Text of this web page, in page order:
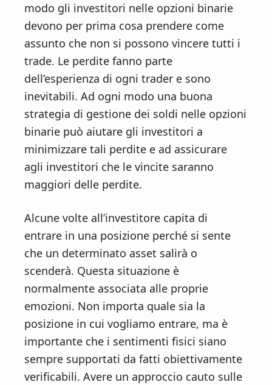
modo gli investitori nelle opzioni binarie
devono per prima cosa prendere come
assunto che non si possono vincere tutti i
trade. Le perdite fanno parte
dell’esperienza di ogni trader e sono
inevitabili. Ad ogni modo una buona
strategia di gestione dei soldi nelle opzioni
binarie può aiutare gli investitori a
minimizzare tali perdite e ad assicurare
agli investitori che le vincite saranno
maggiori delle perdite.
Alcune volte all’investitore capita di
entrare in una posizione perché si sente
che un determinato asset salirà o
scenderà. Questa situazione è
normalmente associata alle proprie
emozioni. Non importa quale sia la
posizione in cui vogliamo entrare, ma è
importante che i sentimenti fisici siano
sempre supportati da fatti obiettivamente
verificabili. Avere un approccio cauto sulle